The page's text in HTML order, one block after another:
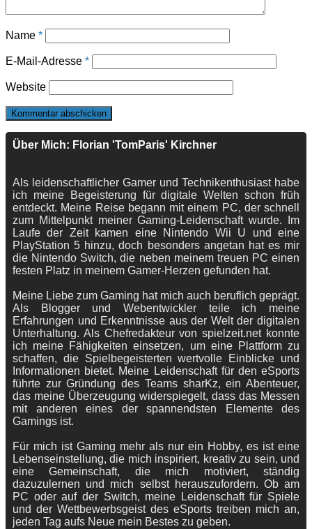
Name *
E-Mail-Adresse *
Website
Über Mich: Florian 'TomParis' Kirchner
Als leidenschaftlicher Gamer und Technikenthusiast habe
ich meine Begeisterung für digitale Welten schon früh
entdeckt. Meine Reise begann mit einem PC, der schnell
zum Mittelpunkt meiner Gaming-Leidenschaft wurde. Im
Laufe der Zeit kamen eine Nintendo Wii U und eine
PlayStation 5 hinzu, doch besonders angetan hat es mir
die Nintendo Switch, die neben meinem treuen PC einen
festen Platz in meinem Gamer-Herzen gefunden hat.
Meine Liebe zum Gaming hat mich auch beruflich geprägt.
Als Blogger und Webentwickler teile ich meine
Erfahrungen und Erkenntnisse aus der Welt der digitalen
Unterhaltung. Als Chefredakteur von spielzeit.net konnte
ich meine Fähigkeiten einsetzen, um eine Plattform zu
schaffen, die Spielbegeisterten wertvolle Einblicke und
Informationen bietet. Meine Leidenschaft für den eSports
führte zur Gründung des Teams sharKz, ein Abenteuer,
das meine Überzeugung widerspiegelt, dass das Messen
mit anderen eines der spannendsten Elemente des
Gamings ist.
Für mich ist Gaming mehr als nur ein Hobby, es ist eine
Lebenseinstellung, die mich inspiriert, kreativ zu sein, und
eine Gemeinschaft, die mich motiviert, ständig
dazuzulernen und mich selbst herauszufordern. Ob am
PC oder auf der Switch, meine Leidenschaft für Spiele
und der Wettbewerbsgeist des eSports treiben mich an,
jeden Tag aufs Neue mein Bestes zu geben.